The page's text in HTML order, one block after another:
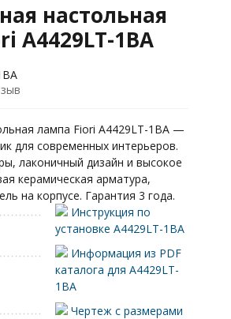
настольная
A4429LT-1BA
лампа Fiori A4429LT-1BA —
для современных интерьеров.
лаконичный дизайн и высокое
керамическая арматура,
на корпусе. Гарантия 3 года.
Инструкция по
установке A4429LT-1BA
Информация из PDF
каталога для A4429LT-
1BA
Чертеж с размерами